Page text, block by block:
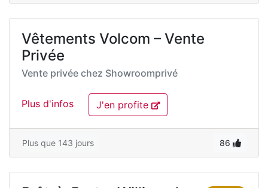
Vêtements Volcom – Vente
Privée
Vente privée chez Showroomprivé
Plus d'infos J'en profite
Plus que 143 jours 86